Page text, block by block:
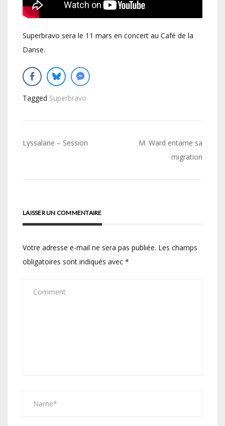
Superbravo sera le 11 mars en concert au Café de la
Danse.
Tagged Superbravo
Navigation
Lyssalane – Session
M. Ward entame sa
migration
LAISSER UN COMMENTAIRE
Votre adresse e-mail ne sera pas publiée. Les champs
obligatoires sont indiqués avec *